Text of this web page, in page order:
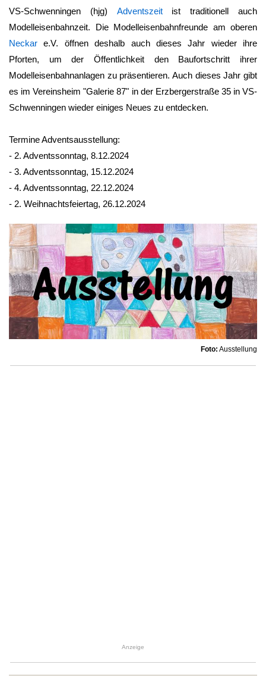
VS-Schwenningen (hjg) Adventszeitist traditionell auch
Modelleisenbahnzeit. Die Modelleisenbahnfreunde am oberen
Neckar e.V. öffnen deshalb auch dieses Jahr wieder ihre
Pforten, um der Öffentlichkeit den Baufortschritt ihrer
Modelleisenbahnanlagen zu präsentieren. Auch dieses Jahr gibt
es im Vereinsheim "Galerie 87" in der Erzbergerstraße 35 in VS-
Schwenningen wieder einiges Neues zu entdecken.
Termine Adventsausstellung:
- 2. Adventssonntag, 8.12.2024
- 3. Adventssonntag, 15.12.2024
- 4. Adventssonntag, 22.12.2024
- 2. Weihnachtsfeiertag, 26.12.2024
Foto: Ausstellung
Anzeige